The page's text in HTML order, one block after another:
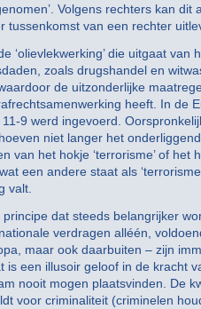
Volgens rechters kan
tussenkomst van een rechter
‘olievlekwerking’ die uitgaat
zoals drugshandel en
de uitzonderlijke
heeft. In de
9 werd ingevoerd.
niet langer het
van het hokje ‘terrorisme’ of
een andere staat als
valt.
dat steeds belangrijker
verdragen alléén,
maar ook daarbuiten – zijn
is een illusoir geloof in de kracht
nooit mogen plaatsvinden. De
voor criminaliteit (criminelen